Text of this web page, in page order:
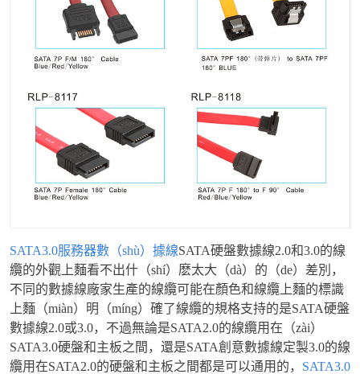
SATA3.0服務器數（shù）據線SATA硬盤數據線2.0和3.0的線
纜的外觀上麵看不出什（shí）麽太大（dà）的（de）差別，
不同的數據線廠家生產的線纜可能在顏色和線纜上麵的標識
上麵（miàn）明（míng）確了線纜的規格支持的是SATA硬盤
數據線2.0或3.0，不過無論是SATA2.0的線纜用在（zài）
SATA3.0硬盤和主板之間，還是SATA創意數據線定製3.0的線
纜用在SATA2.0的硬盤和主板之間都是可以通用的， SATA3.0